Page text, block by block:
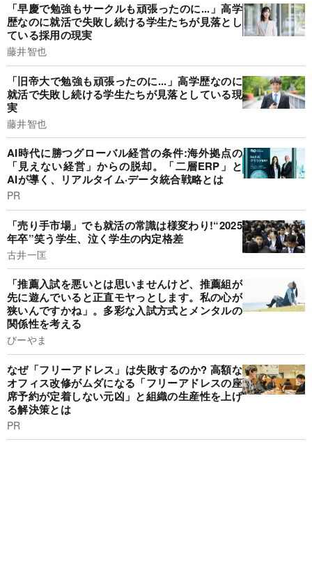
「早慶で勉強もサークルも頑張ったのに...」高学
歴なのに就活で失敗し続ける学生たちが見落とし
ている採用の現実
藤井智也
「旧帝大で勉強も頑張ったのに...」高学歴なのに
就活で失敗し続ける学生たちが見落としている現
実
藤井智也
AI時代に勝つグローバル経営の条件:海外拠点の
「見えない経営」からの脱却。「二層ERP」と
AIが導く、リアルタイム·データ統合戦略とは
PR
「売り手市場」でも就活の常識は様変わり!“2025
年卒”笑う学生、泣く学生の内定格差
古井一匡
「推薦入試を悪いとは思いませんけど、推薦組が
先に遊んでいると正直モヤっとします。私の心が
狭いんですかね」。多彩な入試方式とメンタルの
関係性を考える
びーやま
なぜ「フリーアドレス」は失敗するのか? 高額な
オフィス改修がムダになる「フリーアドレスの座
席予約が定着しない元凶」と組織の生産性を上げ
る解決策とは
PR